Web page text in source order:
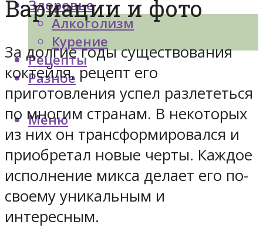
Здоровье
Алкоголизм
Курение
Рецепты
Разное
Меню
Вариации и фото
За долгие годы существования
коктейля, рецепт его
приготовления успел разлететься
по многим странам. В некоторых
из них он трансформировался и
приобретал новые черты. Каждое
исполнение микса делает его по-
своему уникальным и
интересным.